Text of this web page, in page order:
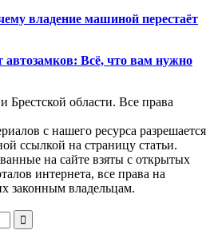
владение машиной перестаёт
Всё, что вам нужно
Брестской области. Все права
с нашего ресурса разрешается
ссылкой на страницу статьи.
на сайте взяты с открытых
интернета, все права на
законным владельцам.